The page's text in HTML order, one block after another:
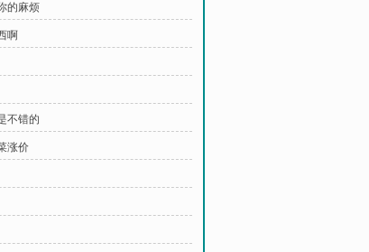
的麻烦
啊
不错的
涨价